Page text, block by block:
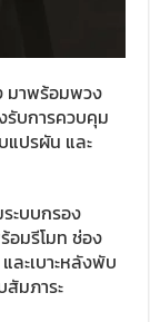
มาพร้อมพวง
บการควบคุม
แปรผัน และ
ะบบกรอง
อมรีโมท ช่อง
ละเบาะหลังพับ
มภาระ